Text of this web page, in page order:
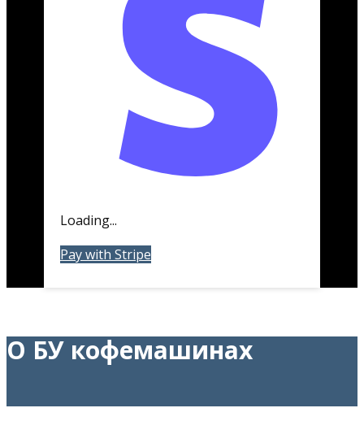
Loading...
Pay with Stripe
О
бу
О БУ кофемашинах